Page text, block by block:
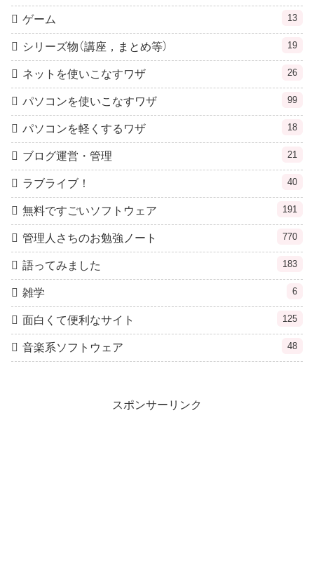
ゲーム 13
シリーズ物（講座，まとめ等） 19
ネットを使いこなすワザ 26
パソコンを使いこなすワザ 99
パソコンを軽くするワザ 18
ブログ運営・管理 21
ラブライブ！ 40
無料ですごいソフトウェア 191
管理人さちのお勉強ノート 770
語ってみました 183
雑学 6
面白くて便利なサイト 125
音楽系ソフトウェア 48
スポンサーリンク